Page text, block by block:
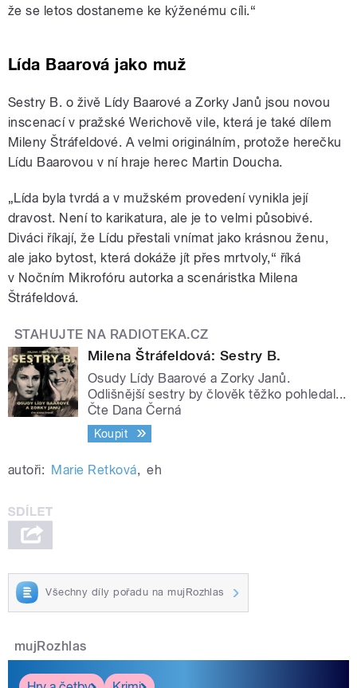
že se letos dostaneme ke kýženému cíli.“
Lída Baarová jako muž
Sestry B. o živě Lídy Baarové a Zorky Janů jsou novou
inscenací v pražské Werichově vile, která je také dílem
Mileny Štráfeldové. A velmi originálním, protože herečku
Lídu Baarovou v ní hraje herec Martin Doucha.
„Lída byla tvrdá a v mužském provedení vynikla její
dravost. Není to karikatura, ale je to velmi působivé.
Diváci říkají, že Lídu přestali vnímat jako krásnou ženu,
ale jako bytost, která dokáže jít přes mrtvoly,“ říká
v Nočním Mikrofóru autorka a scenáristka Milena
Štráfeldová.
STAHUJTE NA RADIOTEKA.CZ
Milena Štráfeldová: Sestry B.
Osudy Lídy Baarové a Zorky Janů.
Odlišnější sestry by člověk těžko pohledal...
Čte Dana Černá
Koupit
autoři: Marie Retková, eh
Všechny díly pořadu na mujRozhlas
mujRozhlas